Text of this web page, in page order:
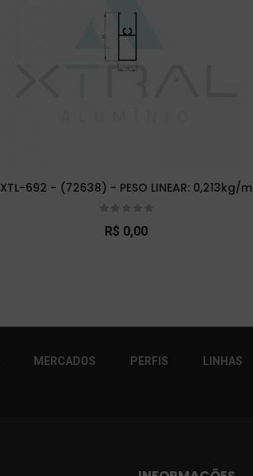
XTL-692 - (72638) - PESO LINEAR: 0,213kg/m
R$ 0,00
MERCADOS PERFIS LINHAS